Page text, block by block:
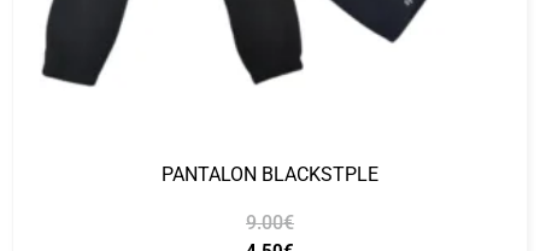
PANTALON BLACKSTPLE
9.00€